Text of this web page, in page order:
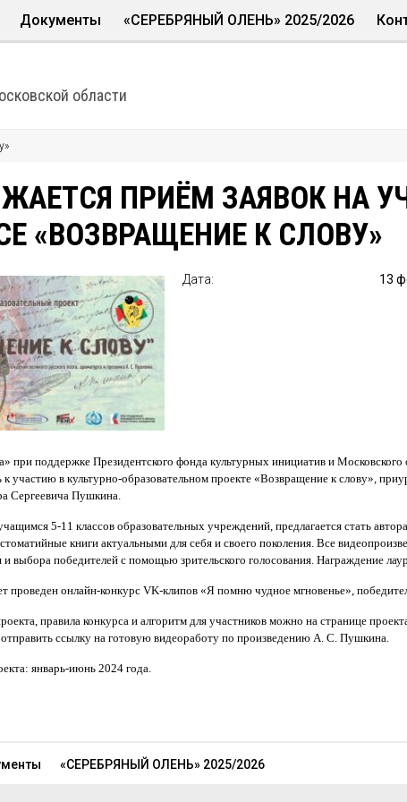
коллективы
дат
мероприятия
Антитеррористическая безопасность
Нормативные правовые и локальные акты
Отчёты и прочее
Фестивали и конкурсы - положения
Фестивали и конкурсы - протоколы итоговые
Финансово-хозяйственная деятельность
Документы «СЕРЕБРЯНЫЙ ОЛЕНЬ» 2025/2026
области
ПРИЁМ ЗАЯВОК НА
«ВОЗВРАЩЕНИЕ К СЛОВУ»
Дата: 13
при поддержке Президентского фонда культурных инициатив и
участию в культурно-образовательном проекте «Возвращение к слову»,
Сергеевича Пушкина.
5-11 классов образовательных учреждений, предлагается стать
книги актуальными для себя и своего поколения. Все
выбора победителей с помощью зрительского голосования. Награждение
проведен онлайн-конкурс VK-клипов «Я помню чудное мгновенье»,
правила конкурса и алгоритм для участников можно на странице
ссылку на готовую видеоработу по произведению А. С. Пушкина.
январь-июнь 2024 года.
«СЕРЕБРЯНЫЙ ОЛЕНЬ» 2025/2026